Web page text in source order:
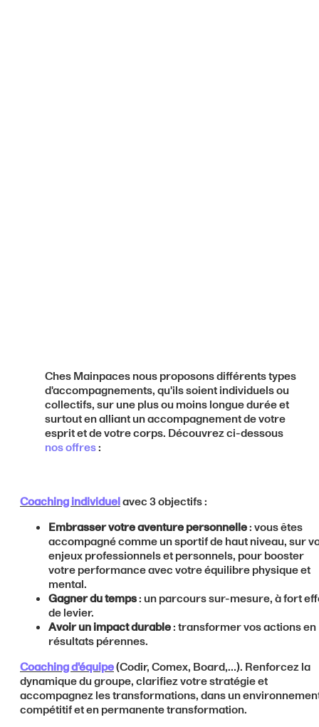
Ches Mainpaces nous proposons différents types
d'accompagnements, qu'ils soient individuels ou
collectifs, sur une plus ou moins longue durée et
surtout en alliant un accompagnement de votre
esprit et de votre corps. Découvrez ci-dessous
nos offres:
Coaching individuelavec 3 objectifs :
Embrasser votre aventure personnelle: vous êtes
accompagné comme un sportif de haut niveau, sur
enjeux professionnels et personnels, pour booster
votre performance avec votre équilibre physique et
mental.
Gagner du temps: un parcours sur-mesure, à fort
de levier.
Avoir un impact durable: transformer vos actions en
résultats pérennes.
Coaching d'équipe(Codir, Comex, Board,…). Renforcez la
dynamique du groupe, clarifiez votre stratégie et
accompagnez les transformations, dans un
compétitif et en permanente transformation.